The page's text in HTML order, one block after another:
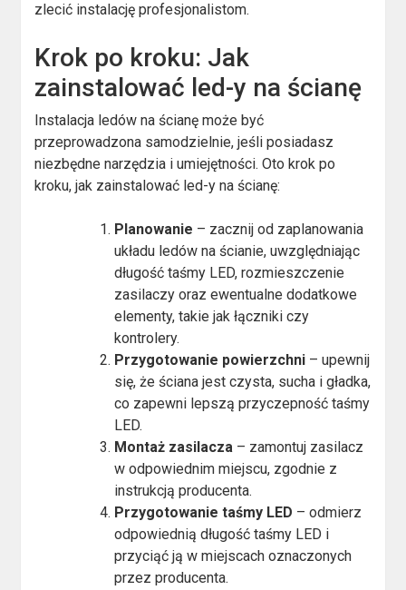
zlecić instalację profesjonalistom.
Krok po kroku: Jak
zainstalować led-y na ścianę
Instalacja ledów na ścianę może być
przeprowadzona samodzielnie, jeśli posiadasz
niezbędne narzędzia i umiejętności. Oto krok po
kroku, jak zainstalować led-y na ścianę:
Planowanie – zacznij od zaplanowania
układu ledów na ścianie, uwzględniając
długość taśmy LED, rozmieszczenie
zasilaczy oraz ewentualne dodatkowe
elementy, takie jak łączniki czy
kontrolery.
Przygotowanie powierzchni – upewnij
się, że ściana jest czysta, sucha i gładka,
co zapewni lepszą przyczepność taśmy
LED.
Montaż zasilacza – zamontuj zasilacz
w odpowiednim miejscu, zgodnie z
instrukcją producenta.
Przygotowanie taśmy LED – odmierz
odpowiednią długość taśmy LED i
przyciąć ją w miejscach oznaczonych
przez producenta.